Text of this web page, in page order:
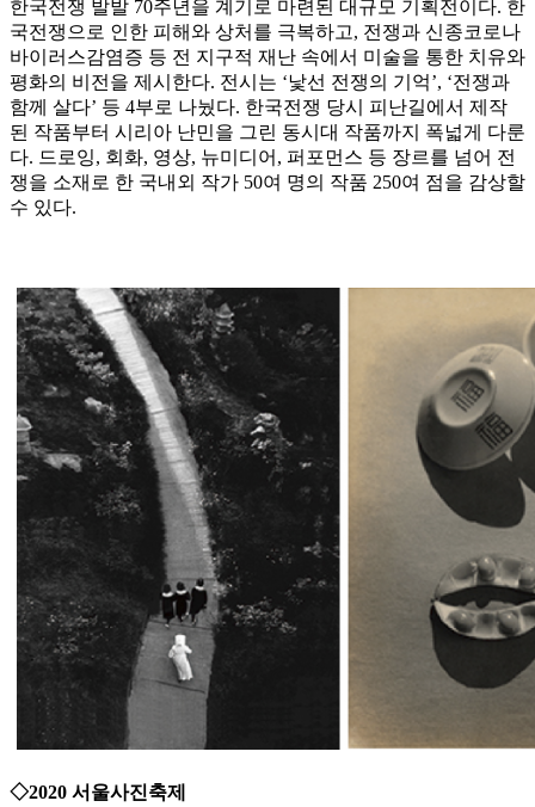
한국전쟁 발발 70주년을 계기로 마련된 대규모 기획전이다. 한
국전쟁으로 인한 피해와 상처를 극복하고, 전쟁과 신종코로나
바이러스감염증 등 전 지구적 재난 속에서 미술을 통한 치유와
평화의 비전을 제시한다. 전시는 ‘낯선 전쟁의 기억’, ‘전쟁과
함께 살다’ 등 4부로 나눴다. 한국전쟁 당시 피난길에서 제작
된 작품부터 시리아 난민을 그린 동시대 작품까지 폭넓게 다룬
다. 드로잉, 회화, 영상, 뉴미디어, 퍼포먼스 등 장르를 넘어 전
쟁을 소재로 한 국내외 작가 50여 명의 작품 250여 점을 감상할
수 있다.
◇2020 서울사진축제